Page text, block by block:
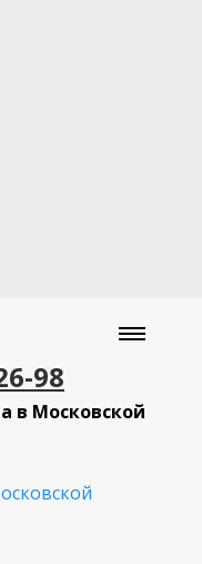
98
в Московской